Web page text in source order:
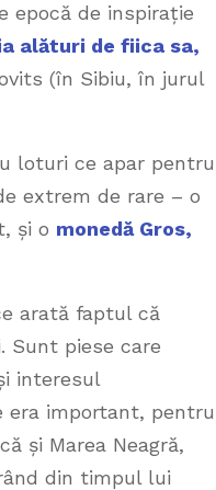
epocă de inspirație
alături de fiica sa,
(în Sibiu, în jurul
loturi ce apar pentru
extrem de rare – o
și o monedă Gros,
arată faptul că
Sunt piese care
interesul
era important, pentru
și Marea Neagră,
din timpul lui